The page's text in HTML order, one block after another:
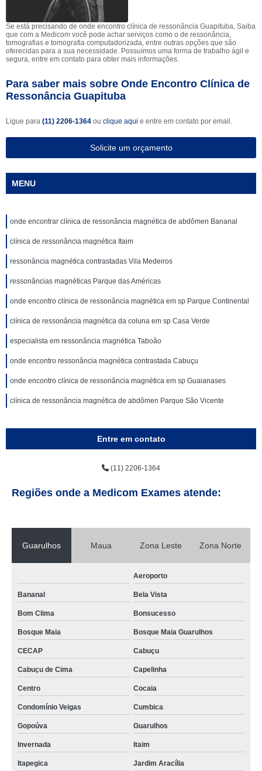
Se está precisando de onde encontro clínica de ressonância Guapituba, Saiba
que com a Medicom você pode achar serviços como o de ressonância,
tomografias e tomografia computadorizada, entre outras opções que são
oferecidas para a sua necessidade. Possuímos uma forma de trabalho ágil e
segura, entre em contato para obter mais informações.
Para saber mais sobre Onde Encontro Clínica de
Ressonância Guapituba
Ligue para (11) 2206-1364 ou clique aqui e entre em contato por email.
Solicite um orçamento
MENU
onde encontrar clínica de ressonância magnética de abdômen Bananal
clínica de ressonância magnética Itaim
ressonância magnética contrastadas Vila Medeiros
ressonâncias magnéticas Parque das Américas
onde encontro clínica de ressonância magnética em sp Parque Continental
clínica de ressonância magnética da coluna em sp Casa Verde
especialista em ressonância magnética Taboão
onde encontro ressonância magnética contrastada Cabuçu
onde encontro clínica de ressonância magnética em sp Guaianases
clínica de ressonância magnética de abdômen Parque São Vicente
Entre em contato
(11) 2206-1364
Regiões onde a Medicom Exames atende:
Guarulhos Maua Zona Leste Zona Norte
Aeroporto
Bananal Bela Vista
Bom Clima Bonsucesso
Bosque Maia Bosque Maia Guarulhos
CECAP Cabuçu
Cabuçu de Cima Capelinha
Centro Cocaia
Condomínio Veigas Cumbica
Gopoúva Guarulhos
Invernada Itaim
Itapegica Jardim Aracília